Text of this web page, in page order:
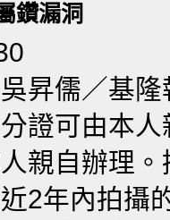
鑽漏洞
吳昇儒／基
證可由本
親自辦理
近2年內拍